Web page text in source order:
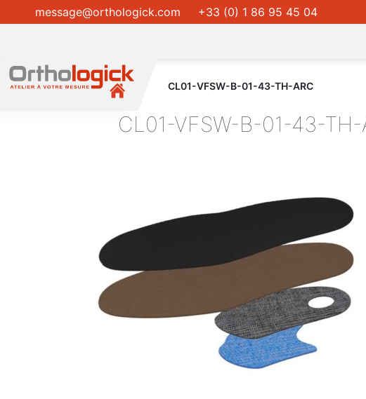
message@orthologick.com +33 (0) 1 86 95 45 04
CL01-VFSW-B-01-43-TH-ARC
CL01-VFSW-B-01-43-TH-